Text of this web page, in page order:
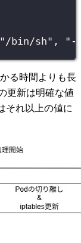
" /bin/sh" , " -
る時間よりも長
更新は明確な値
それ以上の値に